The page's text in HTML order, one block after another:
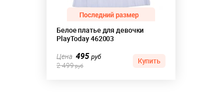
Белое платье для девочки
PlayToday 462003
Цена 495руб
2 499руб
Купить